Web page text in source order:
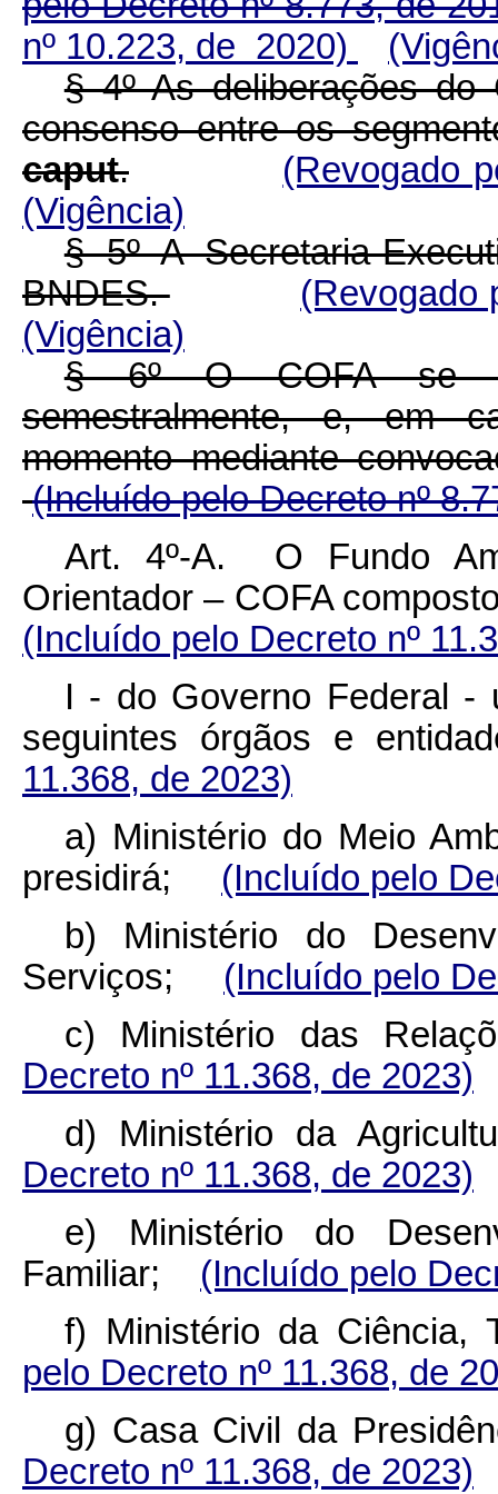
nº 10.223, de 2020)
§ 4º As deliberações do
consenso entre os
caput.
(Revogado
(Vigência)
§ 5º A Secretaria-
BNDES.
(Revogado
(Vigência)
§ 6º O COFA se
semestralmente, e, em
momento mediante
(Incluído pelo Decreto nº
Art. 4º-A. O Fundo
Orientador – COFA
(Incluído pelo Decreto nº
I - do Governo Federal -
seguintes órgãos e
11.368, de 2023)
a) Ministério do Meio
presidirá; (Incluído pelo
b) Ministério do
Serviços; (Incluído pelo
c) Ministério das
Decreto nº 11.368, de 2023)
d) Ministério da
Decreto nº 11.368, de 2023)
e) Ministério do
Familiar; (Incluído pelo
f) Ministério da
pelo Decreto nº 11.368, de
g) Casa Civil da
Decreto nº 11.368, de 2023)